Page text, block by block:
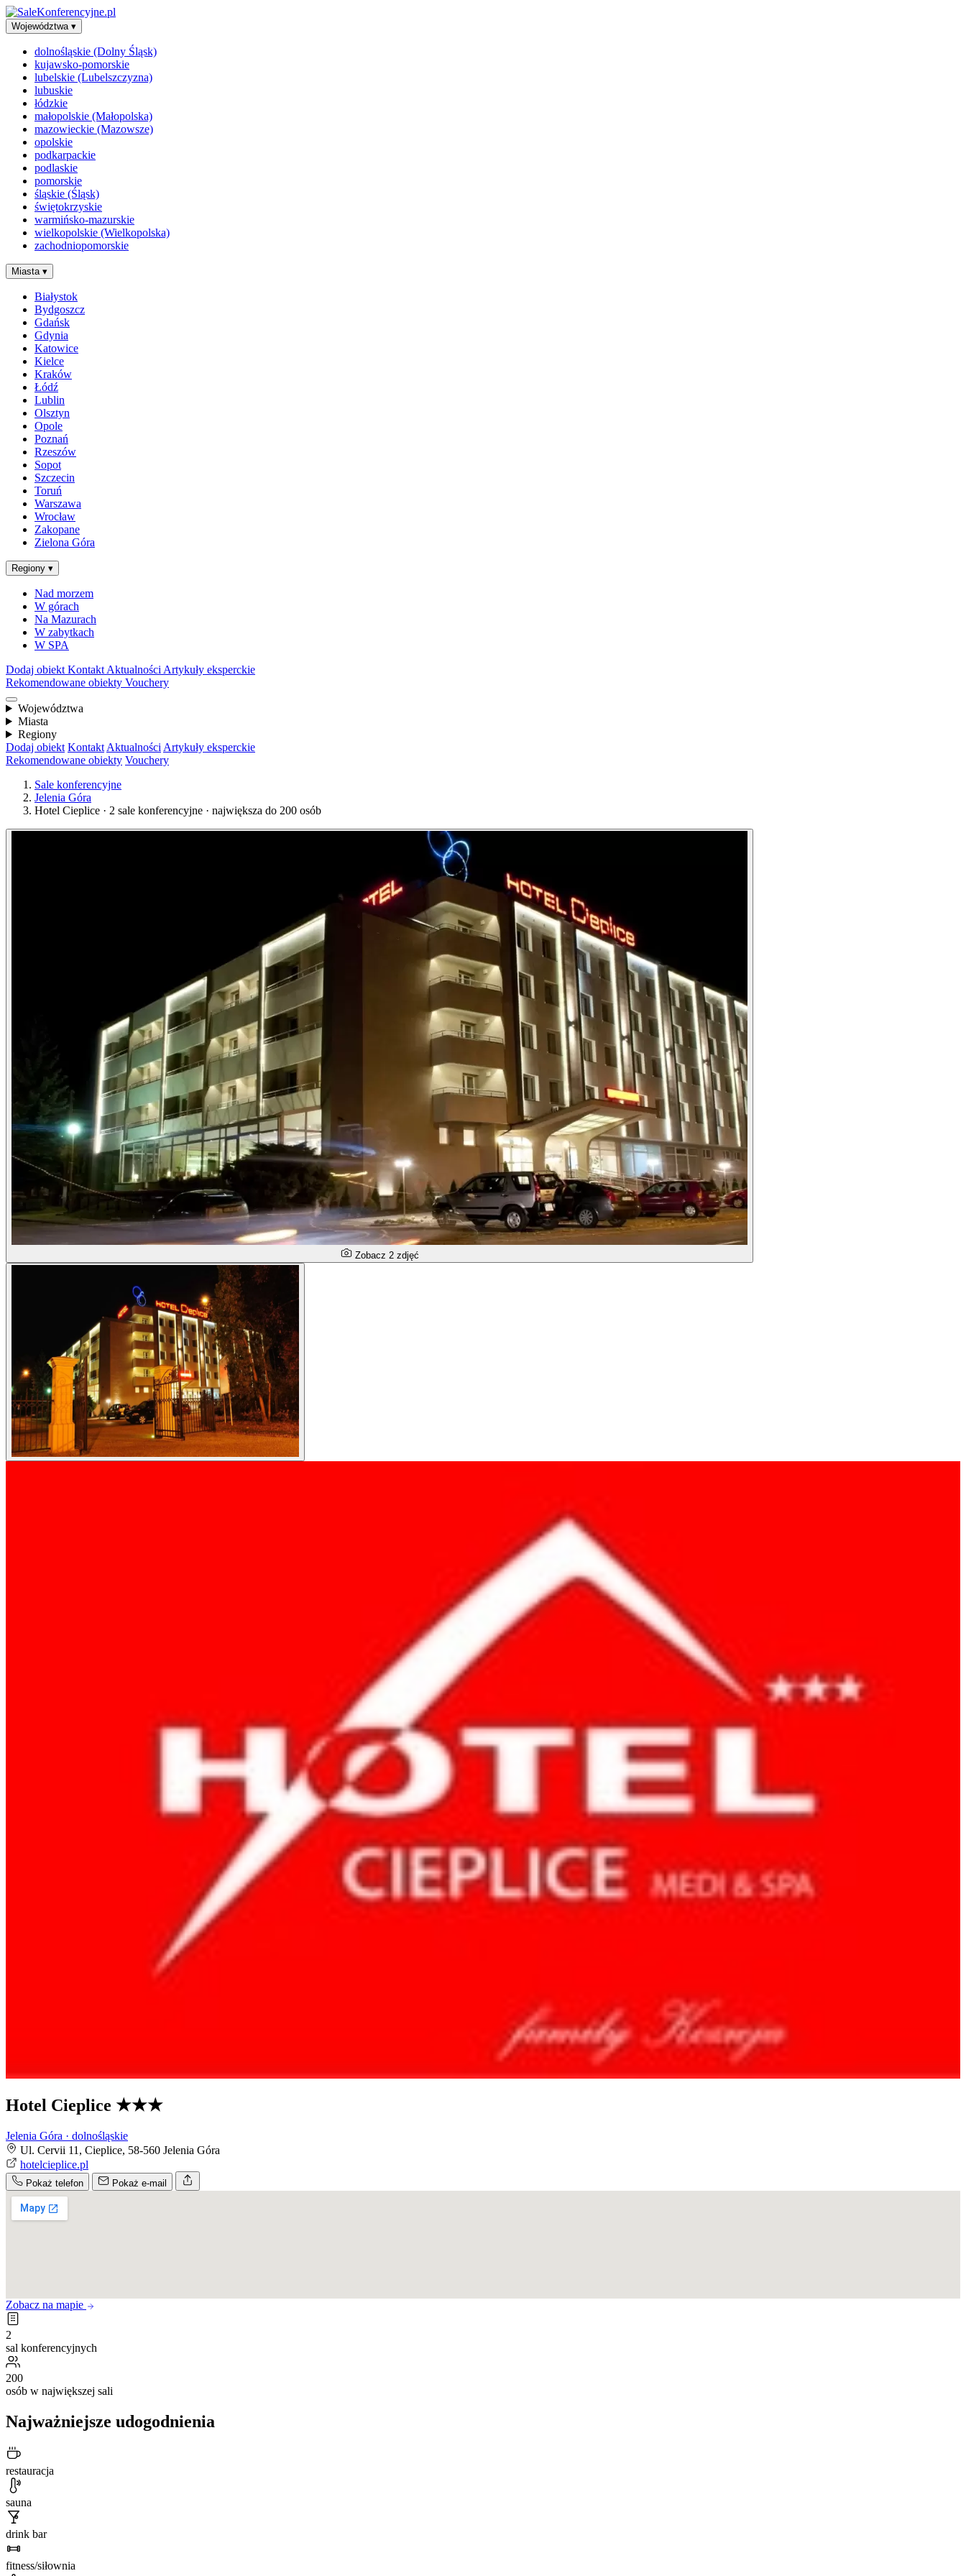
Województwa ▾
dolnośląskie (Dolny Śląsk)
kujawsko-pomorskie
lubelskie (Lubelszczyzna)
lubuskie
łódzkie
małopolskie (Małopolska)
mazowieckie (Mazowsze)
opolskie
podkarpackie
podlaskie
pomorskie
śląskie (Śląsk)
świętokrzyskie
warmińsko-mazurskie
wielkopolskie (Wielkopolska)
zachodniopomorskie
Miasta ▾
Białystok
Bydgoszcz
Gdańsk
Gdynia
Katowice
Kielce
Kraków
Łódź
Lublin
Olsztyn
Opole
Poznań
Rzeszów
Sopot
Szczecin
Toruń
Warszawa
Wrocław
Zakopane
Zielona Góra
Regiony ▾
Nad morzem
W górach
Na Mazurach
W zabytkach
W SPA
Dodaj obiekt Kontakt Aktualności Artykuły eksperckie
Rekomendowane obiekty Vouchery
Województwa
Miasta
Regiony
Dodaj obiekt Kontakt Aktualności Artykuły eksperckie
Rekomendowane obiekty Vouchery
Sale konferencyjne
Jelenia Góra
Hotel Cieplice · 2 sale konferencyjne · największa do 200 osób
Zobacz 2 zdjęć
Hotel Cieplice ★★★
Jelenia Góra · dolnośląskie
Ul. Cervii 11, Cieplice, 58-560 Jelenia Góra
hotelcieplice.pl
Pokaż telefon Pokaż e-mail
Zobacz na mapie
2
sal konferencyjnych
200
osób w największej sali
Najważniejsze udogodnienia
restauracja
sauna
drink bar
fitness/siłownia